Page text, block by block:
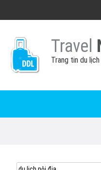
Travel
Trang tin du lịch